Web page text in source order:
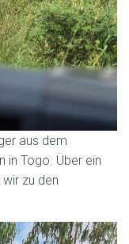
aus dem
in Togo. Über ein
zu den